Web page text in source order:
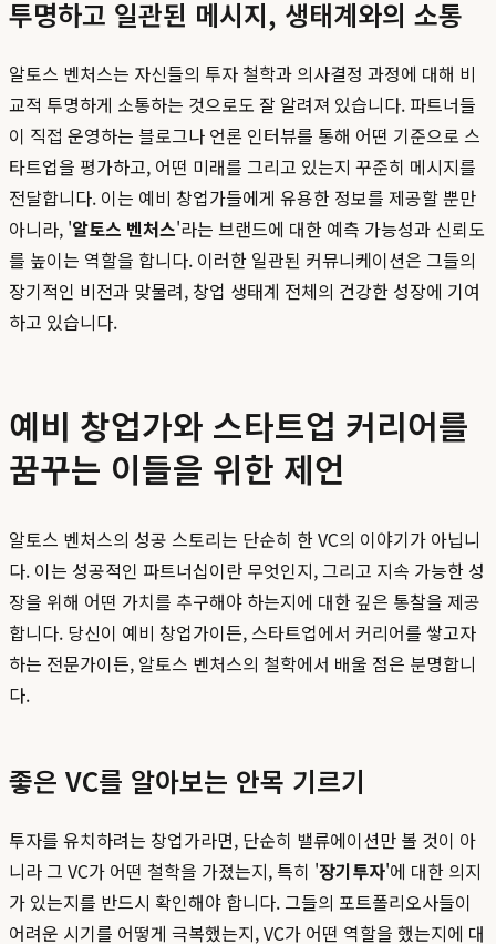
투명하고 일관된 메시지, 생태계와의 소통
알토스 벤처스는 자신들의 투자 철학과 의사결정 과정에 대해 비
교적 투명하게 소통하는 것으로도 잘 알려져 있습니다. 파트너들
이 직접 운영하는 블로그나 언론 인터뷰를 통해 어떤 기준으로 스
타트업을 평가하고, 어떤 미래를 그리고 있는지 꾸준히 메시지를
전달합니다. 이는 예비 창업가들에게 유용한 정보를 제공할 뿐만
아니라, '알토스 벤처스'라는 브랜드에 대한 예측 가능성과 신뢰도
를 높이는 역할을 합니다. 이러한 일관된 커뮤니케이션은 그들의
장기적인 비전과 맞물려, 창업 생태계 전체의 건강한 성장에 기여
하고 있습니다.
예비 창업가와 스타트업 커리어를
꿈꾸는 이들을 위한 제언
알토스 벤처스의 성공 스토리는 단순히 한 VC의 이야기가 아닙니
다. 이는 성공적인 파트너십이란 무엇인지, 그리고 지속 가능한 성
장을 위해 어떤 가치를 추구해야 하는지에 대한 깊은 통찰을 제공
합니다. 당신이 예비 창업가이든, 스타트업에서 커리어를 쌓고자
하는 전문가이든, 알토스 벤처스의 철학에서 배울 점은 분명합니
다.
좋은 VC를 알아보는 안목 기르기
투자를 유치하려는 창업가라면, 단순히 밸류에이션만 볼 것이 아
니라 그 VC가 어떤 철학을 가졌는지, 특히 '장기투자'에 대한 의지
가 있는지를 반드시 확인해야 합니다. 그들의 포트폴리오사들이
어려운 시기를 어떻게 극복했는지, VC가 어떤 역할을 했는지에 대